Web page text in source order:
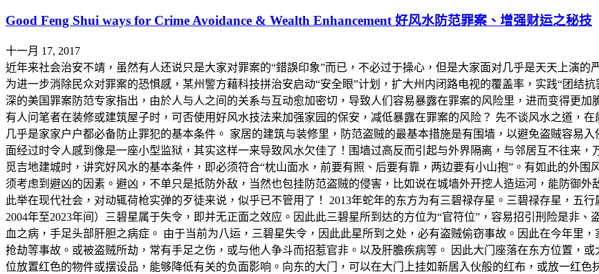
Good Feng Shui ways for Crime Avoidance & Wealth Enhancement 好风水防范罪案、增强财运之秘技
十一月 17, 2017
近年来社会治安不靖，虽然有人还说只是大家对罪案的“錯誤印象”而已，不必过于操心，但是大家面对几乎是天天上演的
为进一步消除民众对罪案的恐惧感，某州警方藉科技拼治安启动“安全眼”计划，扩大州内闭路电视的覆盖率，实践“团结
深的美国罪案防范专家指出，由於人与人之间的关系与互动愈加密切，导致人们容易暴露在罪案的风险里，进而变得更
有人问笔者在装修或建筑屋子时，可否使用好风水技法来加强家园的保安，减低暴露在罪案的风险？ 先不谈风水之道，
几乎是家家户户都必备防止罪犯的基本条件。 家居的建筑与装修里，防范盗贼的最基本措施是有围墙，以避免盗贼容易
面经过时令人感到像是一座小型监狱，其实这样一来导致风水欠佳了！围墙过高反而引起与外界隔离，与邻居互不往来
觅吉地建城时，讲究好风水的基本条件，即必须符合“枕山面水，前要有照、后要有靠，两边要有小山抱”。有如此的外
须考虑到避凶的因素。避凶，不单只是抵防外敌，当然也包挂防范盗贼的侵害，比如说在城墙外开挖人造运河，能防御
此举在现代社会，对动辄荷枪实弹的歹徒来说，似乎已不管用了！ 2013年蛇年的东方为有三碧禄存星。三碧禄存星，五
2004年至2023年间）三碧星属于失令，即并无正面之效应。因此此三碧星所到达的方位为“官符位”，容易招引刑险是非
血之病，手足头部肝胆之病症。 由于当前为八运，三碧星失令，因此此星所到之处，必有盗贼偷窃事故。因此在今年里
抢劫等事故。或被盗贼所劫，常有手足之伤，或与他人争斗而招惹官非。以及肝膽疾病等。 因此大门座落在东方位置，
位放置红色的物件或摆设品，能够降低有关的负面影响。向东的大门，可以在大门上挂如新居入伙般的红布，或放一红